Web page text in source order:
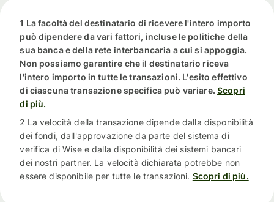
1 La facoltà del destinatario di ricevere l'intero importo
può dipendere da vari fattori, incluse le politiche della
sua banca e della rete interbancaria a cui si appoggia.
Non possiamo garantire che il destinatario riceva
l'intero importo in tutte le transazioni. L'esito effettivo
di ciascuna transazione specifica può variare. Scopri
di più.
2 La velocità della transazione dipende dalla disponibilità
dei fondi, dall'approvazione da parte del sistema di
verifica di Wise e dalla disponibilità dei sistemi bancari
dei nostri partner. La velocità dichiarata potrebbe non
essere disponibile per tutte le transazioni. Scopri di più.